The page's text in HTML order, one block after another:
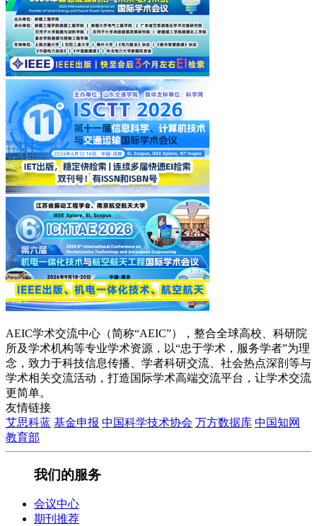
AEIC学术交流中心（简称“AEIC”），整合全球高校、科研院
所及学术机构等专业学术资源，以“忠于学术，服务学者”为理
念，致力于科技信息传播、学者科研交流、社会热点深剖等与
学术相关交流活动，打造国际学术高端交流平台，让学术交流
更简单。
友情链接
艾思科蓝 基金申报 中国科学技术协会 万方数据库 中国知网
教育部
我们的服务
会议中心
期刊推荐